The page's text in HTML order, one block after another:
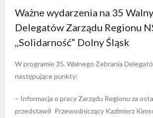
Ważne wydarzenia na 35
Delegatów Zarządu Regionu
,,Solidarność” Dolny Śląsk
W programie 35. Walnego Zebrania
następujące punkty:
– Informacja o pracy Zarządu Regionu za
przedstawił Przewodniczący Kazimierz